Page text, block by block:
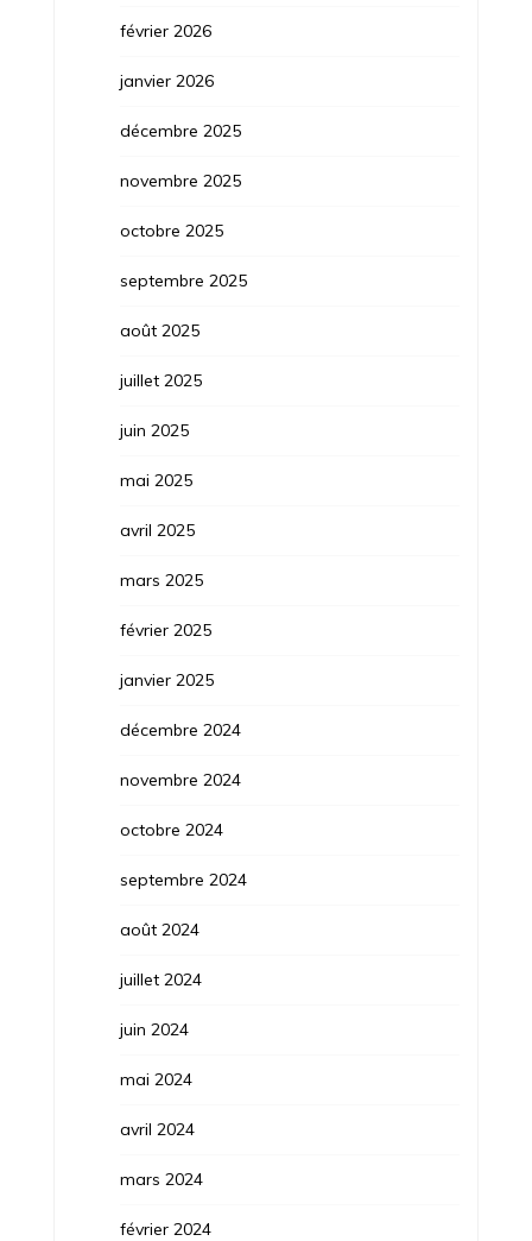
février 2026
janvier 2026
décembre 2025
novembre 2025
octobre 2025
septembre 2025
août 2025
juillet 2025
juin 2025
mai 2025
avril 2025
mars 2025
février 2025
janvier 2025
décembre 2024
novembre 2024
octobre 2024
septembre 2024
août 2024
juillet 2024
juin 2024
mai 2024
avril 2024
mars 2024
février 2024